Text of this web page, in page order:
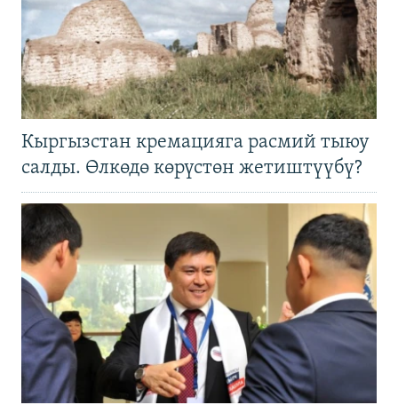
Кыргызстан кремацияга расмий тыюу
салды. Өлкөдө көрүстөн жетиштүүбү?